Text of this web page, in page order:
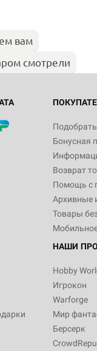
вам
смотрели
Подобрать
Бонусная
Возврат
Помощь с
Архивные
Товары
НАШИ
Hobby
Игрокон
Warforge
Мир
Берсерк